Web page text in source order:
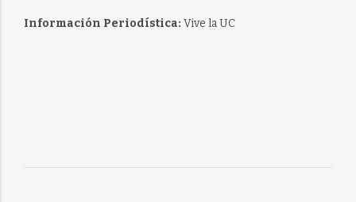
Información Periodística: Vive la UC